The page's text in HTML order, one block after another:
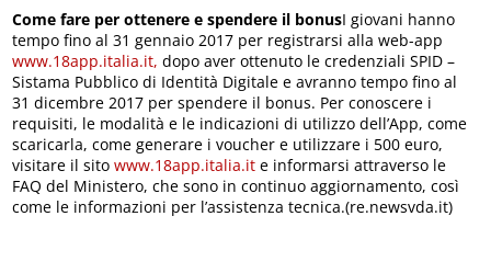
Come fare per ottenere e spendere il bonusI giovani hanno
tempo fino al 31 gennaio 2017 per registrarsi alla web-app
www.18app.italia.it,dopo aver ottenuto le credenziali SPID –
Sistama Pubblico di Identità Digitale e avranno tempo fino al
31 dicembre 2017 per spendere il bonus. Per conoscere i
requisiti, le modalità e le indicazioni di utilizzo dell’App, come
scaricarla, come generare i voucher e utilizzare i 500 euro,
visitare il sitowww.18app.italia.it e informarsi attraverso le
FAQ del Ministero, che sono in continuo aggiornamento, così
come le informazioni per l’assistenza tecnica.(re.newsvda.it)